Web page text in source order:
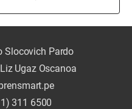
Slocovich Pardo
Ugaz Oscanoa
311 6500